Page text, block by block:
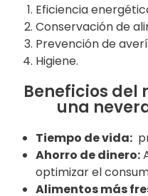
Eficiencia
Conservación de
Prevención de
Higiene.
Beneficios del
una
Tiempo de vida:
Ahorro de dinero:
optimizar el
Alimentos más